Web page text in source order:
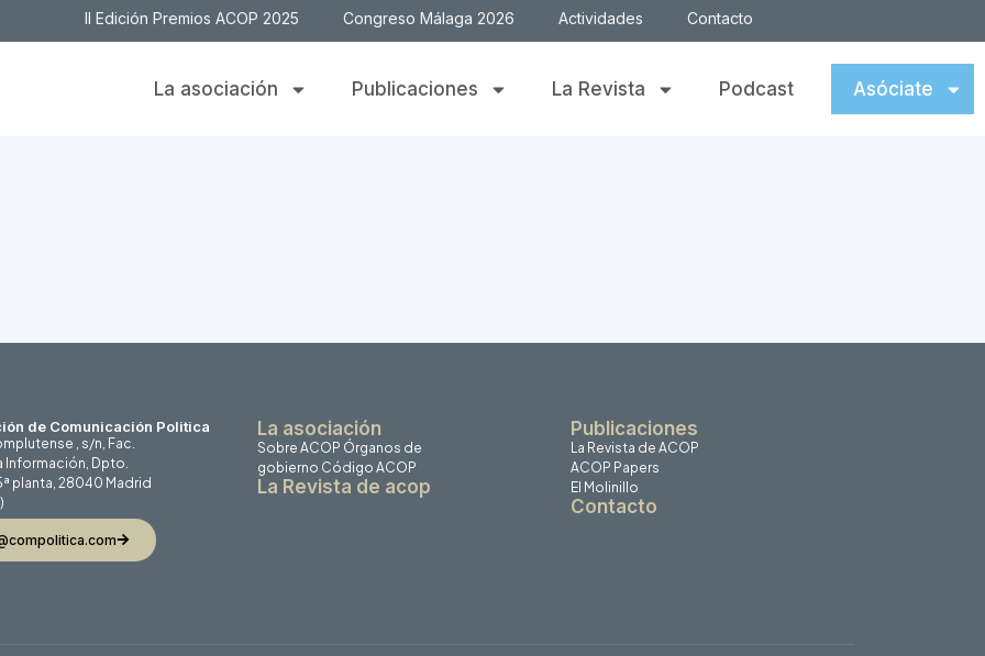
II Edición Premios ACOP 2025 Congreso Málaga 2026 Actividades Contacto
La asociación Publicaciones La Revista Podcast Asóciate
de Comunicación Politica
, s/n, Fac.
Información, Dpto.
planta, 28040 Madrid
La asociación
Sobre ACOP Órganos de
gobierno Código ACOP
La Revista de acop
Publicaciones
La Revista de ACOP
ACOP Papers
El Molinillo
Contacto